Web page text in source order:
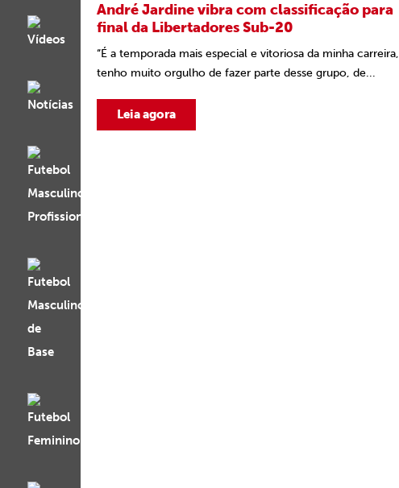
André Jardine vibra com classificação para
final da Libertadores Sub-20
“É a temporada mais especial e vitoriosa da minha carreira,
tenho muito orgulho de fazer parte desse grupo, de...
Leia agora